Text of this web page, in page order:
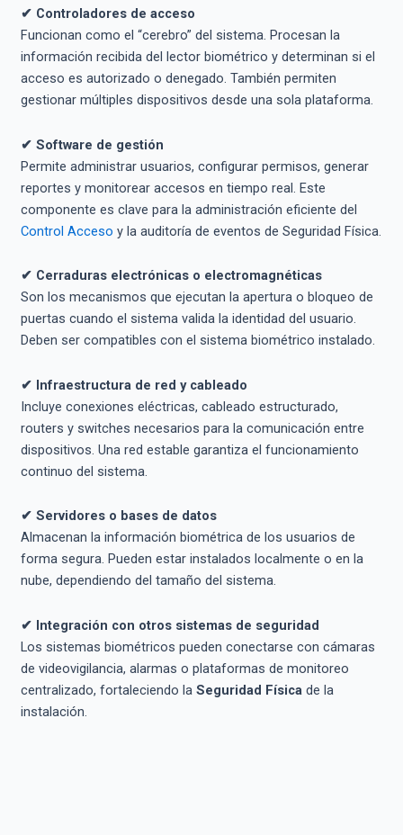
✔ Controladores de acceso
Funcionan como el “cerebro” del sistema. Procesan la
información recibida del lector biométrico y determinan si el
acceso es autorizado o denegado. También permiten
gestionar múltiples dispositivos desde una sola plataforma.
✔ Software de gestión
Permite administrar usuarios, configurar permisos, generar
reportes y monitorear accesos en tiempo real. Este
componente es clave para la administración eficiente del
Control Acceso y la auditoría de eventos de Seguridad Física.
✔ Cerraduras electrónicas o electromagnéticas
Son los mecanismos que ejecutan la apertura o bloqueo de
puertas cuando el sistema valida la identidad del usuario.
Deben ser compatibles con el sistema biométrico instalado.
✔ Infraestructura de red y cableado
Incluye conexiones eléctricas, cableado estructurado,
routers y switches necesarios para la comunicación entre
dispositivos. Una red estable garantiza el funcionamiento
continuo del sistema.
✔ Servidores o bases de datos
Almacenan la información biométrica de los usuarios de
forma segura. Pueden estar instalados localmente o en la
nube, dependiendo del tamaño del sistema.
✔ Integración con otros sistemas de seguridad
Los sistemas biométricos pueden conectarse con cámaras
de videovigilancia, alarmas o plataformas de monitoreo
centralizado, fortaleciendo la Seguridad Físicade la
instalación.